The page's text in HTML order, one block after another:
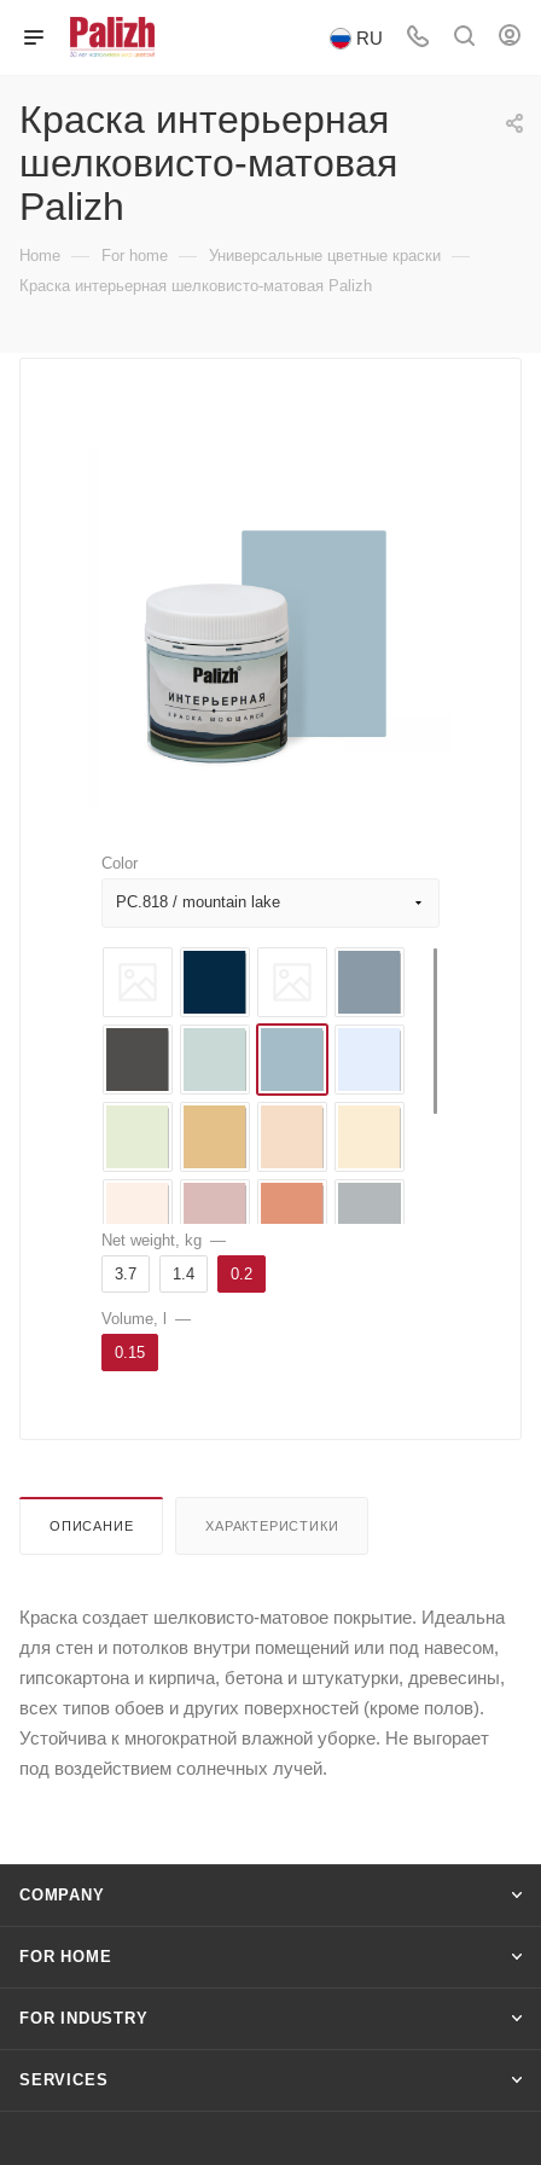
RU
Краска интерьерная
шелковисто-матовая
Palizh
Home — For home — Универсальные цветные краски —
Краска интерьерная шелковисто-матовая Palizh
Color
PC.818 / mountain lake
Net weight, kg —
3.7
1.4 0.2
Volume, l
—
0.15
ОПИСАНИЕ ХАРАКТЕРИСТИКИ
Краска создает шелковисто-матовое покрытие. Идеальна
для стен и потолков внутри помещений или под навесом,
гипсокартона и кирпича, бетона и штукатурки, древесины,
всех типов обоев и других поверхностей (кроме полов).
Устойчива к многократной влажной уборке. Не выгорает
под воздействием солнечных лучей.
COMPANY
FOR HOME
FOR INDUSTRY
SERVICES